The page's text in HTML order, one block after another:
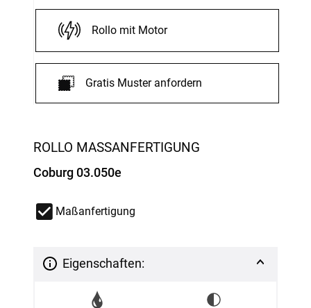
ROLLO MASSANFERTIGUNG
Coburg 03.050e
Maßanfertigung
Eigenschaften:
Rollo mit Motor
Gratis Muster anfordern